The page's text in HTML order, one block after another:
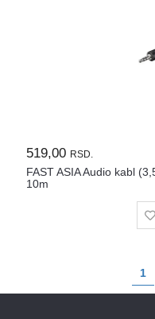
519,00 RSD.
FAST ASIA Audio kabl
10m
1